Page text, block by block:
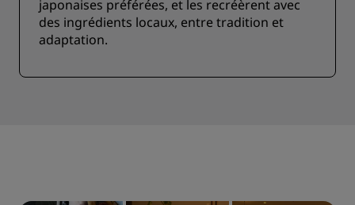
japonaises préférées, et les recréèrent avec
des ingrédients locaux, entre tradition et
adaptation.